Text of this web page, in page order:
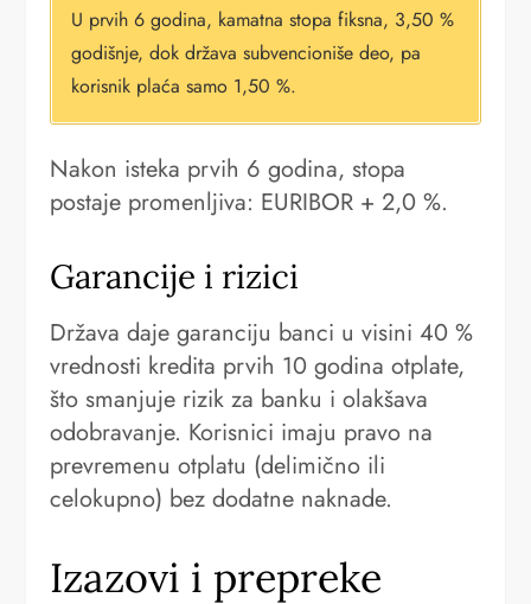
U prvih 6 godina, kamatna stopa fiksna, 3,50 %
godišnje, dok država subvencioniše deo, pa
korisnik plaća samo 1,50 %.
Nakon isteka prvih 6 godina, stopa
postaje promenljiva: EURIBOR + 2,0 %.
Garancije i rizici
Država daje garanciju banci u visini 40 %
vrednosti kredita prvih 10 godina otplate,
što smanjuje rizik za banku i olakšava
odobravanje. Korisnici imaju pravo na
prevremenu otplatu (delimično ili
celokupno) bez dodatne naknade.
Izazovi i prepreke